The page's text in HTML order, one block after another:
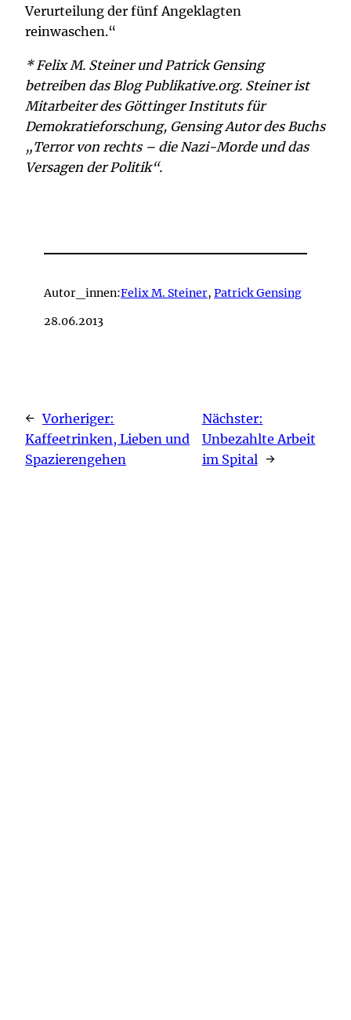
Verurteilung der fünf Angeklagten
reinwaschen.“
* Felix M. Steiner und Patrick Gensing
betreiben das Blog Publikative.org. Steiner ist
Mitarbeiter des Göttinger Instituts für
Demokratieforschung, Gensing Autor des Buchs
„Terror von rechts – die Nazi-Morde und das
Versagen der Politik“.
Autor_innen:Felix M. Steiner, Patrick Gensing
28.06.2013
← Vorheriger:
Kaffeetrinken, Lieben und
Spazierengehen
Nächster:
Unbezahlte Arbeit
im Spital →